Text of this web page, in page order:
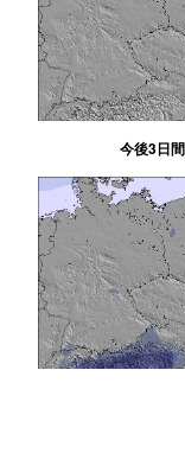
今後3日間